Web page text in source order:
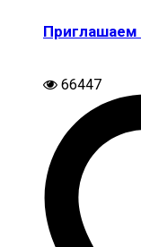
Приглашаем
66447